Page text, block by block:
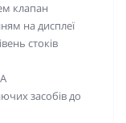
клапан
на дисплеї
стоків
засобів до